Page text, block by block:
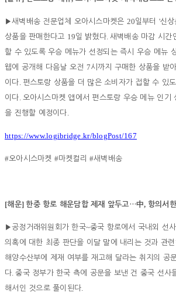
▶새벽배송 전문업체 오아시스마켓은 20일부터 '신상
상품을 판매한다고 19일 밝혔다. 새벽배송 마감 시간
할 수 있도록 우승 메뉴가 선정되는 즉시 우승 메뉴
웹에 공개해 다음날 오전 7시까지 구매한 상품을 받
이다. 편스토랑 상품을 더 많은 소비자가 접할 수 있
이다. 오아시스마켓 앱에서 편스토랑 우승 메뉴 인기
을 진행할 예정이다.
https://www.logibridge.kr/blogPost/167
#오아시스마켓 #마켓컬리#새벽배송
[해운]한중 항로 해운담합 제재 앞두고…中, 항의서
▶공정거래위원회가 한국~중국 항로에서 국내외 선
의혹에 대한 최종 판단을 이달 말에 내리는 것과 관
해양수산부에 제재 여부를 재고해 달라는 취지의 공
다.중국 정부가 한국 측에 공문을 보낸 건 중국 선사
해서인 것으로 풀이된다.